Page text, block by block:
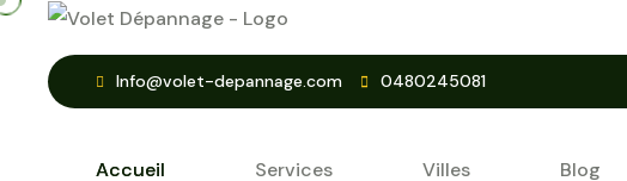
Info@volet-depannage.com 0480245081
Accueil Services Villes Blog